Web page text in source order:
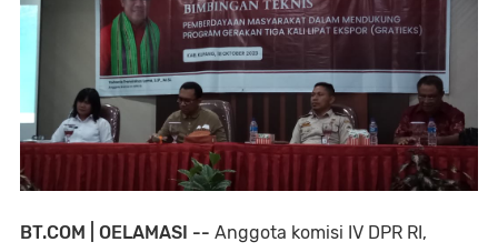
BT.COM | OELAMASI -- Anggota komisi IV DPR RI,